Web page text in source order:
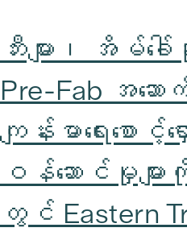
ဘီးများ၊ အိမ်ခ
Pre-Fab အဆော
ကျန်းမာရေးစေ
ဝန်ဆောင်မှုမျ
တွင် Eastern